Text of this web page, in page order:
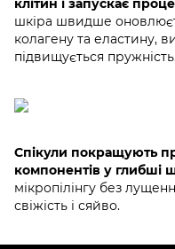
клітин і запускає
шкіра швидше
колагену та еластину,
підвищується
Спікули покращують
компонентів у глибші
мікропілінгу без
свіжість і сяйво.